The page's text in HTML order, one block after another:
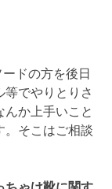
ドの方を後日
でやりとりさ
か上手いこと
。そこはご相談